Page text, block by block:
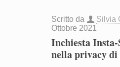
Scritto da Silvia
Ottobre 2021
Inchiesta
nella privacy